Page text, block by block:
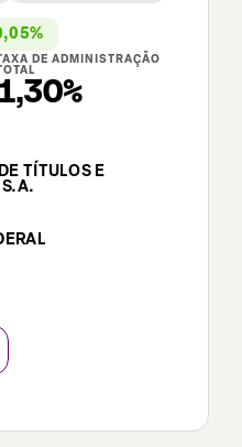
%
DE ADMINISTRAÇÃO
TÍTULOS E